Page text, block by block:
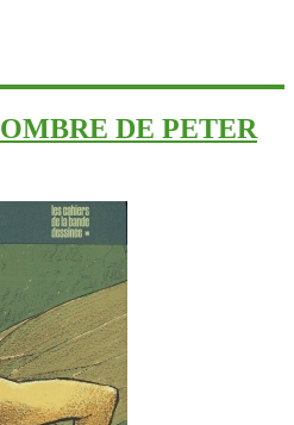
DE PETER